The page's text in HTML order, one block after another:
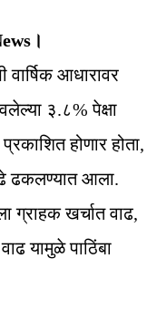
आधारावर
३.८% पेक्षा
होणार होता,
ढकलण्यात आला.
ग्राहक खर्चात वाढ,
यामुळे पाठिंबा